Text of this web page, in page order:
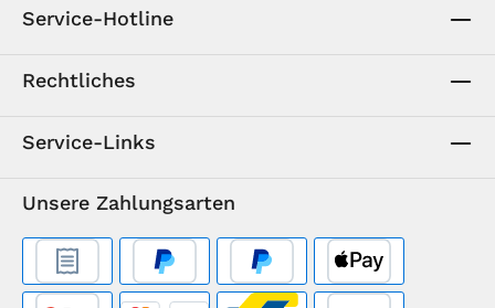
Service-Hotline
Rechtliches
Service-Links
Unsere Zahlungsarten